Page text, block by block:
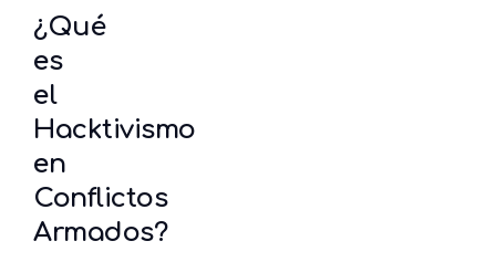
¿Qué
es
el
Hacktivismo
en
Conflictos
Armados?